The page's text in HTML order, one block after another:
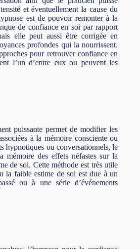
et éventuellement la cause du
est de pouvoir remonter à la
de confiance en soi par rapport
elle peut aussi être corrigée en
profondes qui la nourrissent.
pour retrouver confiance en
l’un d’entre eux ou peuvent les
puissante permet de modifier les
à la mémoire consciente ou
hypnotiques ou conversationnels, le
mémoire des effets néfastes sur la
de soi. Cette méthode est très utile
la faible estime de soi est due à un
ou à une série d’événements